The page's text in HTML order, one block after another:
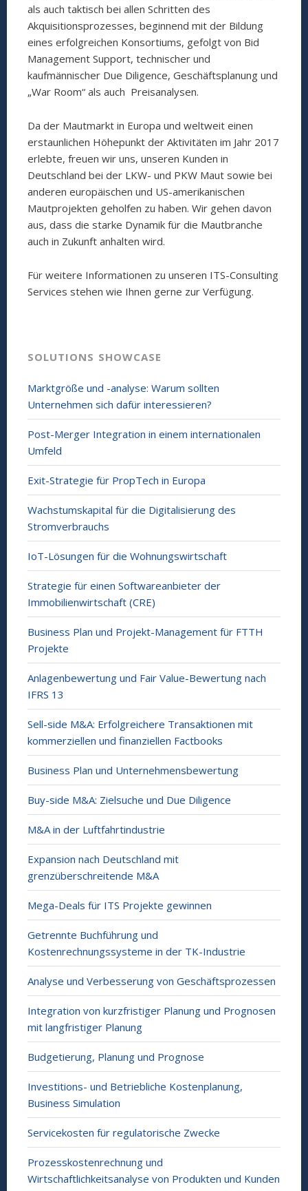
als auch taktisch bei allen Schritten des
Akquisitionsprozesses, beginnend mit der Bildung
eines erfolgreichen Konsortiums, gefolgt von Bid
Management Support, technischer und
kaufmännischer Due Diligence, Geschäftsplanung und
„War Room“ als auch Preisanalysen.
Da der Mautmarkt in Europa und weltweit einen
erstaunlichen Höhepunkt der Aktivitäten im Jahr 2017
erlebte, freuen wir uns, unseren Kunden in
Deutschland bei der LKW- und PKW Maut sowie bei
anderen europäischen und US-amerikanischen
Mautprojekten geholfen zu haben. Wir gehen davon
aus, dass die starke Dynamik für die Mautbranche
auch in Zukunft anhalten wird.
Für weitere Informationen zu unseren ITS-Consulting
Services stehen wie Ihnen gerne zur Verfügung.
SOLUTIONS SHOWCASE
Marktgröße und -analyse: Warum sollten
Unternehmen sich dafür interessieren?
Post-Merger Integration in einem internationalen
Umfeld
Exit-Strategie für PropTech in Europa
Wachstumskapital für die Digitalisierung des
Stromverbrauchs
IoT-Lösungen für die Wohnungswirtschaft
Strategie für einen Softwareanbieter der
Immobilienwirtschaft (CRE)
Business Plan und Projekt-Management für FTTH
Projekte
Anlagenbewertung und Fair Value-Bewertung nach
IFRS 13
Sell-side M&A: Erfolgreichere Transaktionen mit
kommerziellen und finanziellen Factbooks
Business Plan und Unternehmensbewertung
Buy-side M&A: Zielsuche und Due Diligence
M&A in der Luftfahrtindustrie
Expansion nach Deutschland mit
grenzüberschreitende M&A
Mega-Deals für ITS Projekte gewinnen
Getrennte Buchführung und
Kostenrechnungssysteme in der TK-Industrie
Analyse und Verbesserung von Geschäftsprozessen
Integration von kurzfristiger Planung und Prognosen
mit langfristiger Planung
Budgetierung, Planung und Prognose
Investitions- und Betriebliche Kostenplanung,
Business Simulation
Servicekosten für regulatorische Zwecke
Prozesskostenrechnung und
Wirtschaftlichkeitsanalyse von Produkten und Kunden